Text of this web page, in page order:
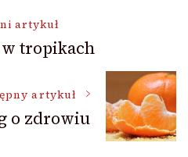
artykuł
tropikach
artykuł
o zdrowiu